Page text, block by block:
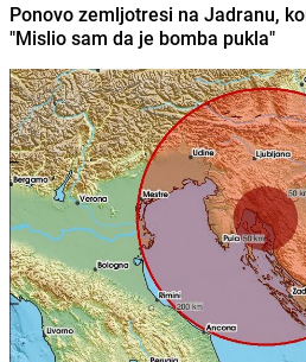
Ponovo zemljotresi na Jadranu,
"Mislio sam da je bomba pukla"